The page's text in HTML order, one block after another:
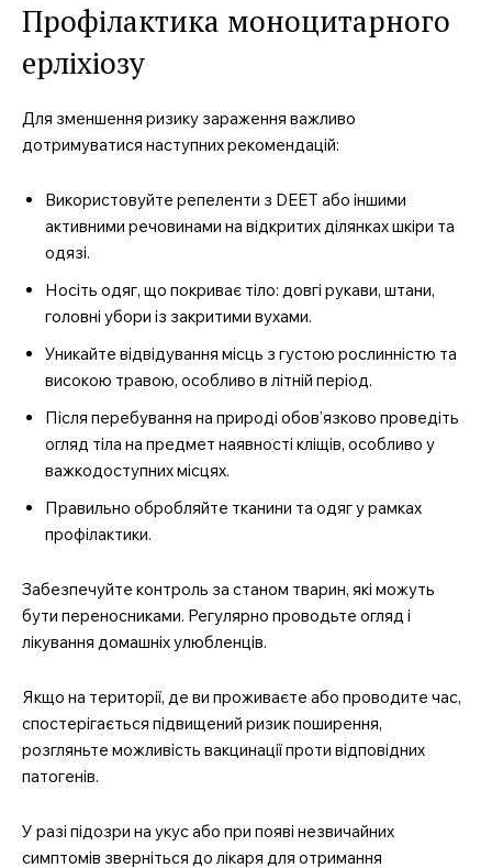
Профілактика моноцитарного
ерліхіозу
Для зменшення ризику зараження важливо
дотримуватися наступних рекомендацій:
Використовуйте репеленти з DEET або іншими
активними речовинами на відкритих ділянках шкіри та
одязі.
Носіть одяг, що покриває тіло: довгі рукави, штани,
головні убори із закритими вухами.
Уникайте відвідування місць з густою рослинністю та
високою травою, особливо в літній період.
Після перебування на природі обов’язково проведіть
огляд тіла на предмет наявності кліщів, особливо у
важкодоступних місцях.
Правильно обробляйте тканини та одяг у рамках
профілактики.
Забезпечуйте контроль за станом тварин, які можуть
бути переносниками. Регулярно проводьте огляд і
лікування домашніх улюбленців.
Якщо на території, де ви проживаєте або проводите час,
спостерігається підвищений ризик поширення,
розгляньте можливість вакцинації проти відповідних
патогенів.
У разі підозри на укус або при появі незвичайних
симптомів зверніться до лікаря для отримання